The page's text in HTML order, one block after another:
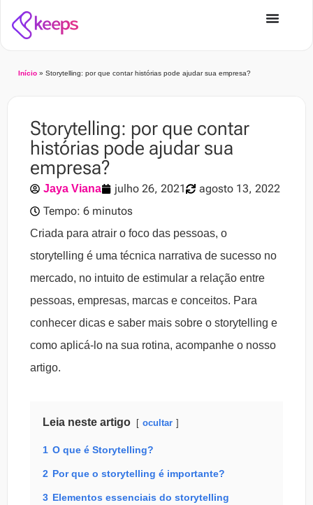
Início » Storytelling: por que contar histórias pode ajudar sua empresa?
Storytelling: por que contar
histórias pode ajudar sua
empresa?
Jaya Viana julho 26, 2021
agosto 13, 2022
Tempo: 6 minutos
Criada para atrair o foco das pessoas, o
storytelling é uma técnica narrativa de sucesso no
mercado, no intuito de estimular a relação entre
pessoas, empresas, marcas e conceitos. Para
conhecer dicas e saber mais sobre o storytelling e
como aplicá-lo na sua rotina, acompanhe o nosso
artigo.
Leia neste artigo ocultar
1 O que é Storytelling?
2 Por que o storytelling é importante?
3 Elementos essenciais do storytelling